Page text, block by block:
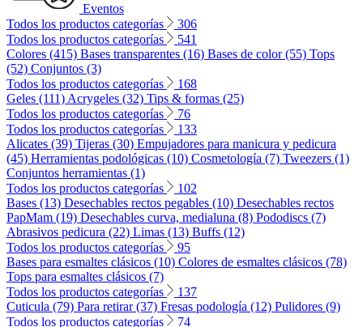
Eventos
Todos los productos categorías
306
Todos los productos categorías
541
Colores (415) Bases transparentes (16) Bases de color (55) Tops
(52) Conjuntos (3)
Todos los productos categorías
168
Geles (111) Acrygeles (32) Tips & formas (25)
Todos los productos categorías
76
Todos los productos categorías
133
Alicates (39) Tijeras (30) Empujadores para manicura y pedicura
(45) Herramientas podológicas (10) Cosmetología (7) Tweezers (1)
Conjuntos herramientas (1)
Todos los productos categorías
102
Bases (13) Desechables rectos pegables (10) Desechables rectos
PapMam (19) Desechables curva, medialuna (8) Pododiscs (7)
Abrasivos pedicura (22) Limas (13) Buffs (12)
Todos los productos categorías
95
Bases para esmaltes clásicos (10) Colores de esmaltes clásicos (78)
Tops para esmaltes clásicos (7)
Todos los productos categorías
137
Cuticula (79) Para retirar (37) Fresas podología (12) Pulidores (9)
Todos los productos categorías
74